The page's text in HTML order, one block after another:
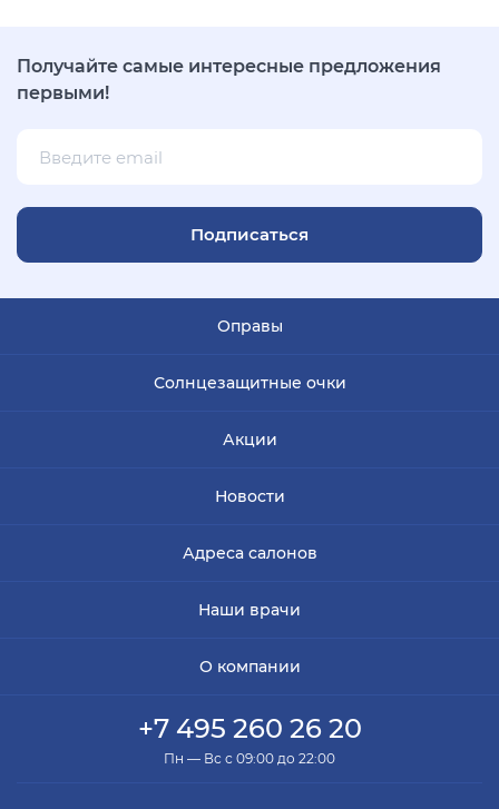
Получайте самые интересные предложения
первыми!
Подписаться
Оправы
Солнцезащитные очки
Акции
Новости
Адреса салонов
Наши врачи
О компании
+7 495 260 26 20
Пн — Вс с 09:00 до 22:00